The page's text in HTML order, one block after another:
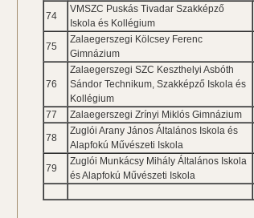
74
VMSZC Puskás Tivadar Szakképző
Iskola és Kollégium
75
Zalaegerszegi Kölcsey Ferenc
Gimnázium
76
Zalaegerszegi SZC Keszthelyi Asbóth
Sándor Technikum, Szakképző Iskola és
Kollégium
77 Zalaegerszegi Zrínyi Miklós Gimnázium
78
Zuglói Arany János Általános Iskola és
Alapfokú Művészeti Iskola
79
Zuglói Munkácsy Mihály Általános Iskola
és Alapfokú Művészeti Iskola